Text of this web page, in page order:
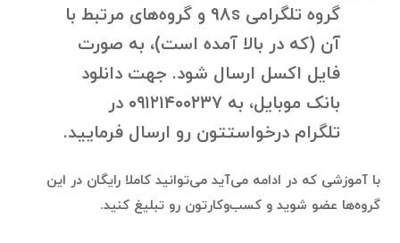
گروه تلگرامی 98s و گروه‌های مرتبط با
آن (که در بالا آمده است)، به صورت
فایل اکسل ارسال شود. جهت دانلود
بانک موبایل، به ۰۹۱۲۱۴۰۰۲۳۷ در
تلگرام درخواستتون رو ارسال فرمایید.
با آموزشی که در ادامه می‌آید می‌توانید کاملا رایگان در این
گروه‌ها عضو شوید و کسب‌وکارتون رو تبلیغ کنید.